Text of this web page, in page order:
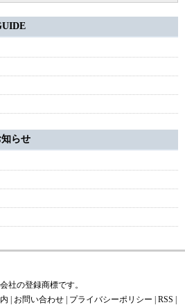
らせ
社の登録商標です。
お問い合わせ プライバシーポリシー RSS